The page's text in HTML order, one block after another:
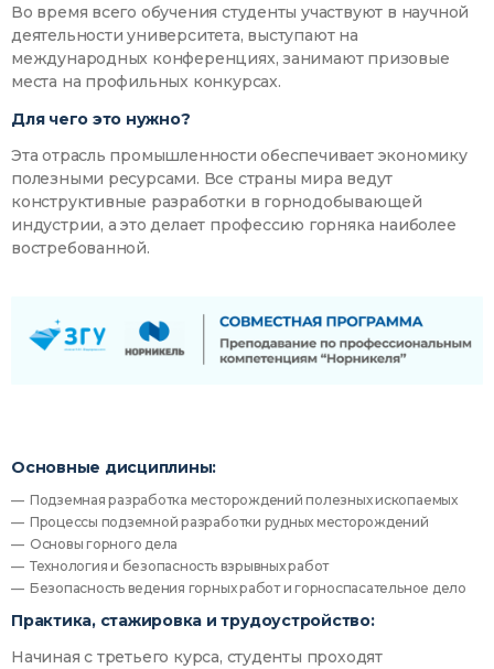
Во время всего обучения студенты участвуют в научной
деятельности университета, выступают на
международных конференциях, занимают призовые
места на профильных конкурсах.
Для чего это нужно?
Эта отрасль промышленности обеспечивает экономику
полезными ресурсами. Все страны мира ведут
конструктивные разработки в горнодобывающей
индустрии, а это делает профессию горняка наиболее
востребованной.
Основные дисциплины:
Подземная разработка месторождений полезных ископаемых
Процессы подземной разработки рудных месторождений
Основы горного дела
Технология и безопасность взрывных работ
Безопасность ведения горных работ и горноспасательное дело
Практика, стажировка и трудоустройство:
Начиная с третьего курса, студенты проходят